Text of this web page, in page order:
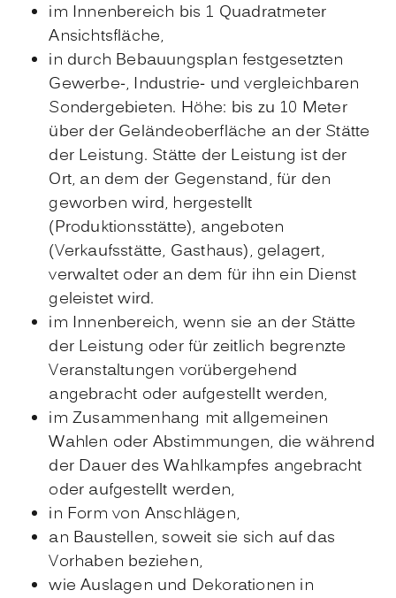
im Innenbereich bis 1 Quadratmeter
Ansichtsfläche,
in durch Bebauungsplan festgesetzten
Gewerbe-, Industrie- und vergleichbaren
Sondergebieten. Höhe: bis zu 10 Meter
über der Geländeoberfläche an der Stätte
der Leistung. Stätte der Leistung ist der
Ort, an dem der Gegenstand, für den
geworben wird, hergestellt
(Produktionsstätte), angeboten
(Verkaufsstätte, Gasthaus), gelagert,
verwaltet oder an dem für ihn ein Dienst
geleistet wird.
im Innenbereich, wenn sie an der Stätte
der Leistung oder für zeitlich begrenzte
Veranstaltungen vorübergehend
angebracht oder aufgestellt werden,
im Zusammenhang mit allgemeinen
Wahlen oder Abstimmungen, die während
der Dauer des Wahlkampfes angebracht
oder aufgestellt werden,
in Form von Anschlägen,
an Baustellen, soweit sie sich auf das
Vorhaben beziehen,
wie Auslagen und Dekorationen in